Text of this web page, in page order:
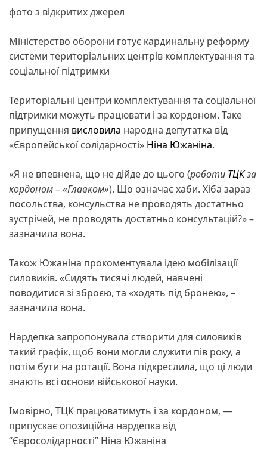
фото з відкритих джерел
Міністерство оборони готує кардинальну реформу
системи територіальних центрів комплектування та
соціальної підтримки
Територіальні центри комплектування та соціальної
підтримки можуть працювати і за кордоном. Таке
припущення висловила народна депутатка від
«Європейської солідарності» Ніна Южаніна.
«Я не впевнена, що не дійде до цього (роботи ТЦКза
кордоном – «Главком»). Що означає хаби. Хіба зараз
посольства, консульства не проводять достатньо
зустрічей, не проводять достатньо консультацій?» –
зазначила вона.
Також Южаніна прокоментувала ідею мобілізації
силовиків. «Сидять тисячі людей, навчені
поводитися зі зброєю, та «ходять під бронею», –
зазначила вона.
Нардепка запропонувала створити для силовиків
такий графік, щоб вони могли служити пів року, а
потім бути на ротації. Вона підкреслила, що ці люди
знають всі основи військової науки.
Імовірно, ТЦК працюватимуть і за кордоном, —
припускає опозиційна нардепка від
“Євросолідарності” Ніна Южаніна